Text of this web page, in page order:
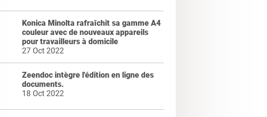
Konica Minolta rafraîchit sa gamme A4
couleur avec de nouveaux appareils
pour travailleurs à domicile
27 Oct 2022
Zeendoc intègre l'édition en ligne des
documents.
18 Oct 2022